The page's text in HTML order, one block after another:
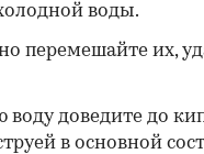
воды.
перемешайте их,
воду доведите до
в основной